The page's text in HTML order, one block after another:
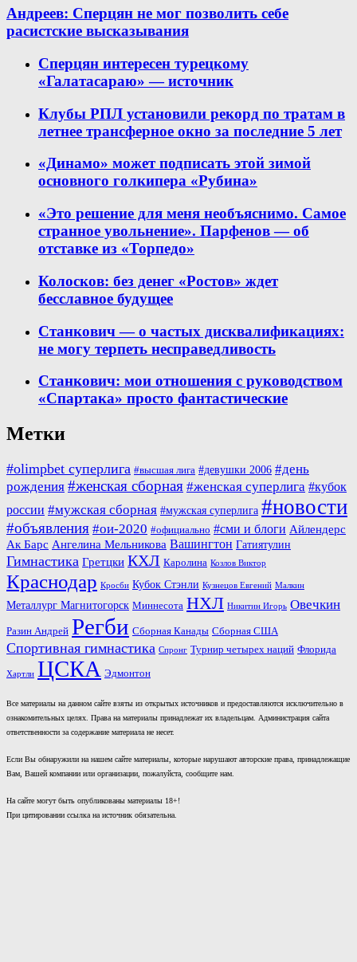
Андреев: Сперцян не мог позволить себе
расистские высказывания
Сперцян интересен турецкому
«Галатасараю» — источник
Клубы РПЛ установили рекорд по тратам в
летнее трансферное окно за последние 5 лет
«Динамо» может подписать этой зимой
основного голкипера «Рубина»
«Это решение для меня необъяснимо. Самое
странное увольнение». Парфенов — об
отставке из «Торпедо»
Колосков: без денег «Ростов» ждет
бесславное будущее
Станкович — о частых дисквалификациях:
не могу терпеть несправедливость
Станкович: мои отношения с руководством
«Спартака» просто фантастические
Метки
#olimpbet суперлига #высшая лига #девушки 2006 #день
рождения #женская сборная #женская суперлига #кубок
россии #мужская сборная #мужская суперлига #новости
#объявления #ои-2020 #официально #сми и блоги Айлендерс
Ак Барс Ангелина Мельникова Вашингтон Гатиятулин
Гимнастика Гретцки КХЛ Каролина Козлов Виктор
Краснодар Кросби Кубок Стэнли Кузнецов Евгений Малкин
Металлург Магнитогорск Миннесота НХЛ Никитин Игорь Овечкин
Разин Андрей Регби Сборная Канады Сборная США
Спортивная гимнастика Спронг Турнир четырех наций Флорида
Хартли ЦСКА Эдмонтон
Все материалы на данном сайте взяты из открытых источников и предоставляются исключительно в
ознакомительных целях. Права на материалы принадлежат их владельцам. Администрация сайта
ответственности за содержание материала не несет.
Если Вы обнаружили на нашем сайте материалы, которые нарушают авторские права, принадлежащие
Вам, Вашей компании или организации, пожалуйста, сообщите нам.
На сайте могут быть опубликованы материалы 18+!
При цитировании ссылка на источник обязательна.